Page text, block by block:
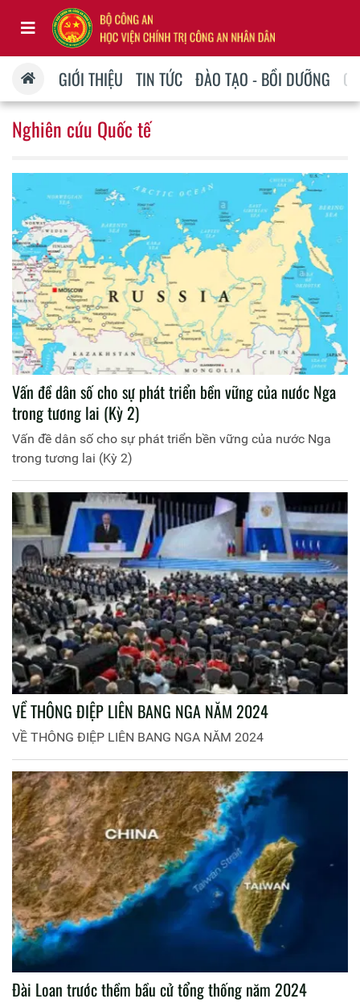
GIỚI THIỆU TIN TỨC ĐÀO TẠO - BỒI DƯỠNG
Nghiên cứu Quốc tế
Vấn đề dân số cho sự phát triển bền vững của nước Nga
trong tương lai (Kỳ 2)
Vấn đề dân số cho sự phát triển bền vững của nước Nga
trong tương lai (Kỳ 2)
VỀ THÔNG ĐIỆP LIÊN BANG NGA NĂM 2024
VỀ THÔNG ĐIỆP LIÊN BANG NGA NĂM 2024
Đài Loan trước thềm bầu cử tổng thống năm 2024